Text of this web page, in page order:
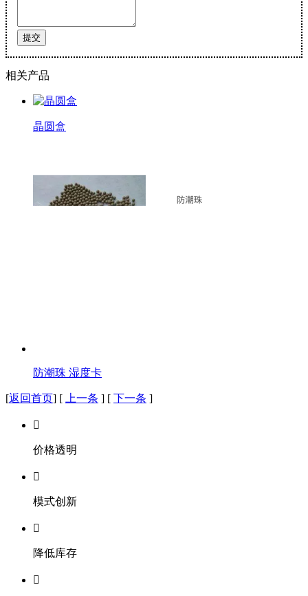
提交
相关产品
晶圆盒
防潮珠 湿度卡
[返回首页] [ 上一条 ] [ 下一条 ]

价格透明

模式创新

降低库存
